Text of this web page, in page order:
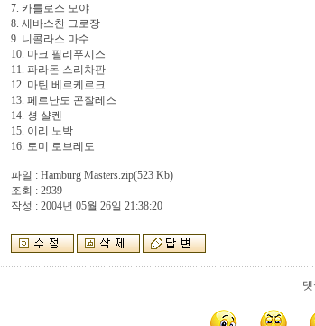
7. 카를로스 모야
8. 세바스찬 그로장
9. 니콜라스 마수
10. 마크 필리푸시스
11. 파라돈 스리차판
12. 마틴 베르케르크
13. 페르난도 곤잘레스
14. 셩 샬켄
15. 이리 노박
16. 토미 로브레도
파일 : Hamburg Masters.zip(523 Kb)
조회 : 2939
작성 : 2004년 05월 26일 21:38:20